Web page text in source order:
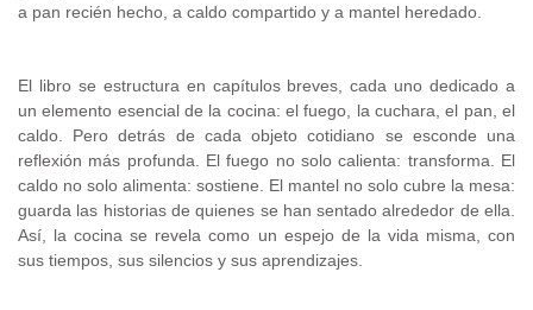
a pan recién hecho, a caldo compartido y a mantel heredado.
El libro se estructura en capítulos breves, cada uno dedicado a
un elemento esencial de la cocina: el fuego, la cuchara, el pan, el
caldo. Pero detrás de cada objeto cotidiano se esconde una
reflexión más profunda. El fuego no solo calienta: transforma. El
caldo no solo alimenta: sostiene. El mantel no solo cubre la mesa:
guarda las historias de quienes se han sentado alrededor de ella.
Así, la cocina se revela como un espejo de la vida misma, con
sus tiempos, sus silencios y sus aprendizajes.